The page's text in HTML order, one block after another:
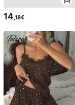
14 ,18€